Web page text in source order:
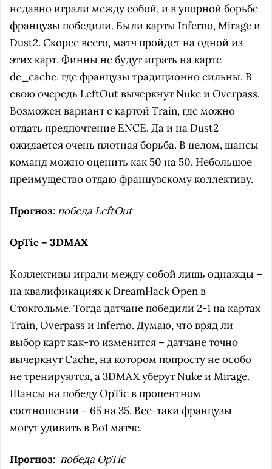
недавно играли между собой, и в упорной борьбе
французы победили. Были карты Inferno, Mirage и
Dust2. Скорее всего, матч пройдет на одной из
этих карт. Финны не будут играть на карте
de_cache, где французы традиционно сильны. В
свою очередь LeftOut вычеркнут Nuke и Overpass.
Возможен вариант с картой Train, где можно
отдать предпочтение ENCE. Да и на Dust2
ожидается очень плотная борьба. В целом, шансы
команд можно оценить как 50 на 50. Небольшое
преимущество отдаю французскому коллективу.
Прогноз: победа LeftOut
OpTic – 3DMAX
Коллективы играли между собой лишь однажды –
на квалификациях к DreamHack Open в
Стокгольме. Тогда датчане победили 2-1 на картах
Train, Overpass и Inferno. Думаю, что вряд ли
выбор карт как-то изменится – датчане точно
вычеркнут Cache, на котором попросту не особо
не тренируются, а 3DMAX уберут Nuke и Mirage.
Шансы на победу OpTic в процентном
соотношении – 65 на 35. Все-таки французы
могут удивить в Bo1 матче.
Прогноз: победа OpTic